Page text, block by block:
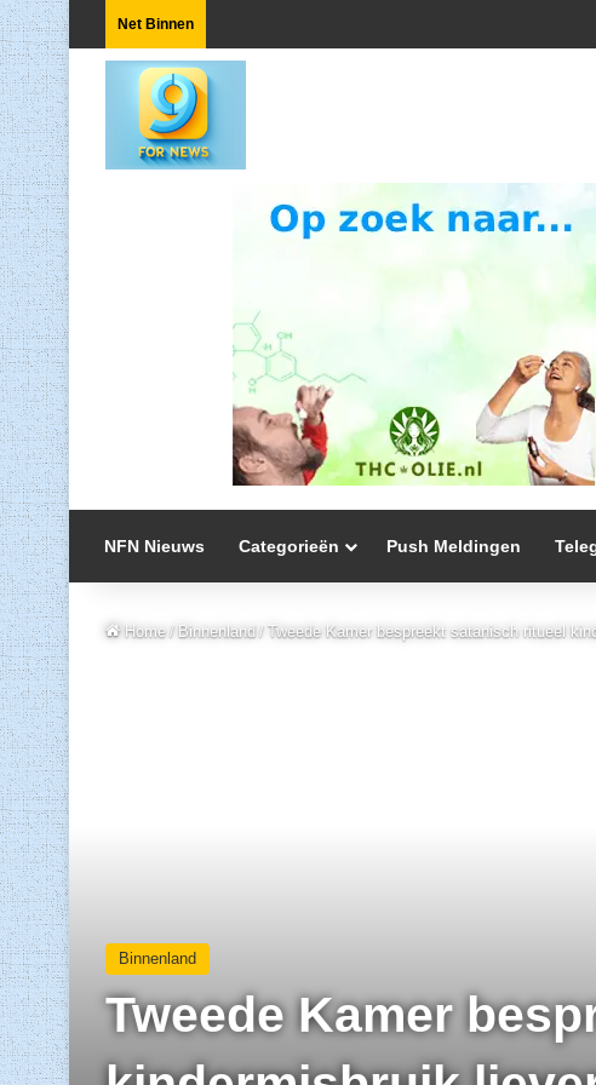
Net Binnen
NFN Nieuws Categorieën Push Meldingen
Home / Binnenland / Tweede Kamer bespreekt satanisch ritueel
Binnenland
Tweede Kamer